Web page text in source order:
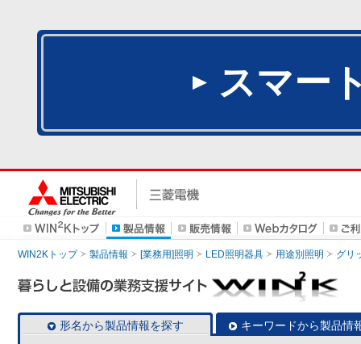
スマー
WIN2Kトップ 製品情報 [業務用]照明 LED照明器具 用途別照明 グリ
形名から製品情報を探す キーワードから製品情